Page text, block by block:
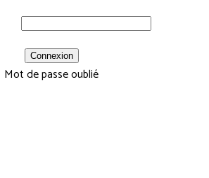
Mot de passe oublié